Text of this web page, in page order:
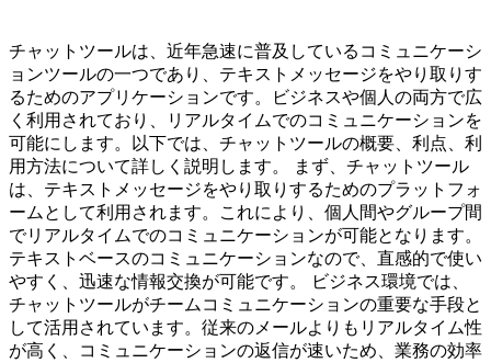
チャットツールは、近年急速に普及しているコミュニケーシ
ョンツールの一つであり、テキストメッセージをやり取りす
るためのアプリケーションです。ビジネスや個人の両方で広
く利用されており、リアルタイムでのコミュニケーションを
可能にします。以下では、チャットツールの概要、利点、利
用方法について詳しく説明します。 まず、チャットツール
は、テキストメッセージをやり取りするためのプラットフォ
ームとして利用されます。これにより、個人間やグループ間
でリアルタイムでのコミュニケーションが可能となります。
テキストベースのコミュニケーションなので、直感的で使い
やすく、迅速な情報交換が可能です。 ビジネス環境では、
チャットツールがチームコミュニケーションの重要な手段と
して活用されています。従来のメールよりもリアルタイム性
が高く、コミュニケーションの返信が速いため、業務の効率